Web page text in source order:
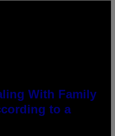
With Family
to a